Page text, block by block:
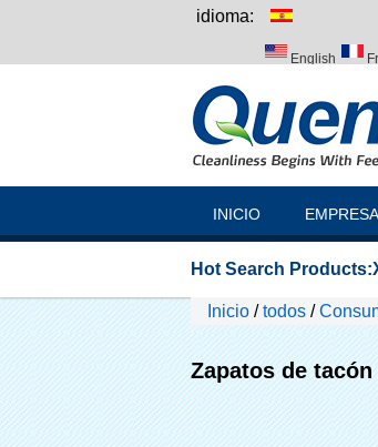
idioma:
English
INICIO EMPRESA
Hot Search Products:
Inicio /todos /
Zapatos de